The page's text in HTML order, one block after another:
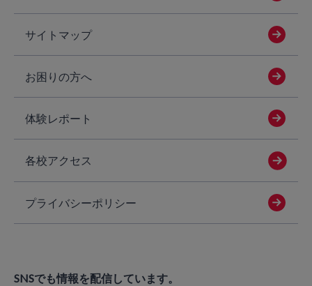
サイトマップ
お困りの方へ
体験レポート
各校アクセス
プライバシーポリシー
SNSでも情報を配信しています。